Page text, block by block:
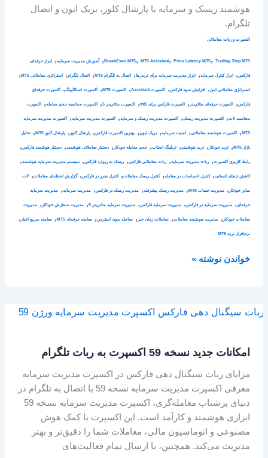
هوشمند ریسک و سرمایه با پارشال کلوز، بریک ایون و اتصال
تلگرام.
اکسپرت و ربات معاملاتی
BreakEven MT5,MT5 Assistant,Price Latency MT5,Trailing Stop MT5
,آموزش مدیریت سرمایه, ابزار حرفه‌ای
فارکس, ابزار کنترل سرمایه, ابزار مدیریت سرمایه برای تریدرها, اتصال به تلگرام MT5 , اتصال تلگرام , استراتژی معاملاتی MT5 ,
استراتژی معاملاتی امن, افزایش سود فارکس, اکسپرت Assistant , اکسپرت MT5 , اکسپرت اسکالپینگ, اکسپرت حرفه‌ای
فارکس, اکسپرت حرفه‌ای متاتریدر , اکسپرت فارکس برای mt5 , اکسپرت متاتریدر 5 , اکسپرت محاسبه حجم معامله, اکسپرت
محاسبه لات, اکسپرت مدیریت ریسک, اکسپرت مدیریت ریسک و سرمایه, اکسپرت مدیریت سرمایه, اکسپرت مدیریت سرمایه
MT5
, اکسپرت هوشمند معاملاتی, امنیت سرمایه, بریک ایون, بهترین اکسپرت فارکس, پارشال کلوز , پارشال کلوز MT5 , تحلیل
بازار MT5 , ترید خودکار , ترید هوشمند , تریلینگ استاپ, حجم معامله خودکار , دستیار معاملاتی هوشمند , دستیار هوشمند فارکس,
رابط کاربری اکسپرت,ربات مدیریت سرمایه,ربات معاملاتی فارکس,ریسک به ریوارد فارکس, سیستم مدیریت سرمایه هوشمند ,
کاهش خطای انسانی,کنترل احساسات در معامله,کنترل ریسک معاملات,کنترل ضرر در فارکس,گزارش لحظه‌ای معاملات, لات
سایز خودکار , مدیریت حساب MT5 , مدیریت ریسک پیشرفته, مدیریت ریسک در فارکس, مدیریت سرمایه, مدیریت سرمایه
حرفه‌ای, مدیریت سرمایه در فارکس, مدیریت سرمایه فارکس, مدیریت سرمایه متاتریدر 5 , مدیریت سفارش خودکار , مدیریت
معاملات خودکار , مدیریت هوشمند معاملات, معاملات زمان خبر , معامله بدون استرس, معامله حرفه‌ای MT5 , معامله سریع اخبار ,
نرم‌افزار ترید MT5
خواندن نوشته »
امکانات جدید نسخه 59 اکسپرت به ربات تلگرام
مزایای ربات سیگنال دهی فارکس در اکسپرت مدیریت سرمایه
معرفی اکسپرت مدیریت سرمایه نسخه 59 با اتصال به تلگرام در
دنیای پرشتاب معامله‌گری، اکسپرت مدیریت سرمایه نسخه 59
ابزاری هوشمند و کارآمد است. این اکسپرت با کمک هوش
مصنوعی و اتوماسیون مالی، معاملات شما را دقیق‌تر و بهتر
مدیریت می‌کند. همچنین، با ارسال تمام فعالیت‌های
امکانات
59
اکسپرت
ربات
تلگرام